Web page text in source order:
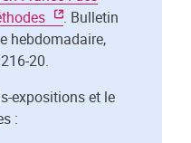
. Bulletin
hebdomadaire,
20.
expositions et le
: